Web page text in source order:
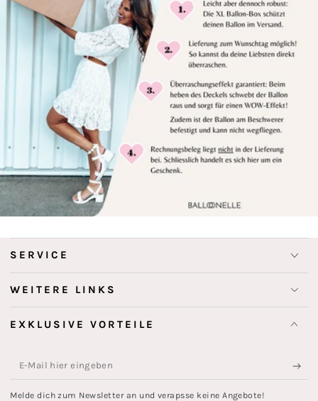
SERVICE
WEITERE LINKS
EXKLUSIVE VORTEILE
E-
Mail
Melde dich zum Newsletter an und verapsse keine Angebote!